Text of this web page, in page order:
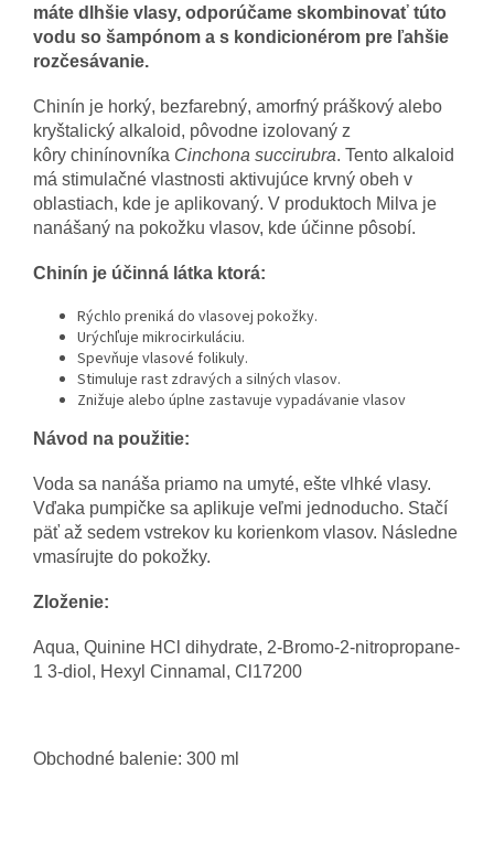
máte dlhšie vlasy, odporúčame skombinovať túto
vodu so šampónom a s kondicionérom pre ľahšie
rozčesávanie.
Chinín je horký, bezfarebný, amorfný práškový alebo
kryštalický alkaloid, pôvodne izolovaný z
kôry chinínovníka Cinchona succirubra. Tento alkaloid
má stimulačné vlastnosti aktivujúce krvný obeh v
oblastiach, kde je aplikovaný. V produktoch Milva je
nanášaný na pokožku vlasov, kde účinne pôsobí.
Chinín je účinná látka ktorá:
Rýchlo preniká do vlasovej pokožky.
Urýchľuje mikrocirkuláciu.
Spevňuje vlasové folikuly.
Stimuluje rast zdravých a silných vlasov.
Znižuje alebo úplne zastavuje vypadávanie vlasov
Návod na použitie:
Voda sa nanáša priamo na umyté, ešte vlhké vlasy.
Vďaka pumpičke sa aplikuje veľmi jednoducho. Stačí
päť až sedem vstrekov ku korienkom vlasov. Následne
vmasírujte do pokožky.
Zloženie:
Aqua, Quinine HCl dihydrate, 2-Bromo-2-nitropropane-
1 3-diol, Hexyl Cinnamal, Cl17200
Obchodné balenie: 300 ml